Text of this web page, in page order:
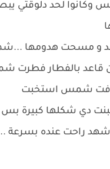
وكانوا لحد دلوقتي
مسحت هدومها
بالفطار فطرت
شمس استخبت
دي شكلها كبيرة
راحت عنده بسرعة